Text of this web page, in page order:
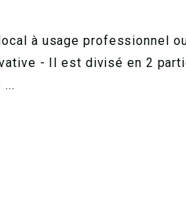
à usage professionnel
- Il est divisé en 2